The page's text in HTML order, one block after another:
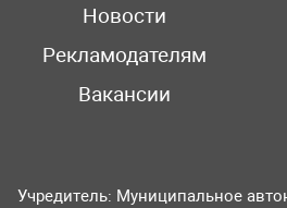
Новости
Рекламодателям
Вакансии
Учредитель: Муниципальное